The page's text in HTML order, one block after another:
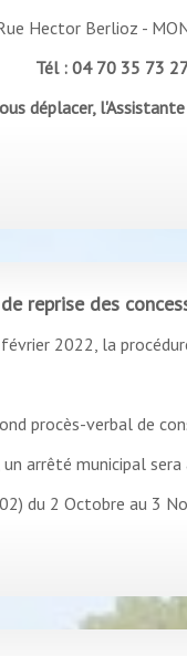
Hector Berlioz -
Tél : 04 70 35 73
déplacer,
reprise des
2022, la
procès-verbal de
arrêté municipal
du 2 Octobre au 3